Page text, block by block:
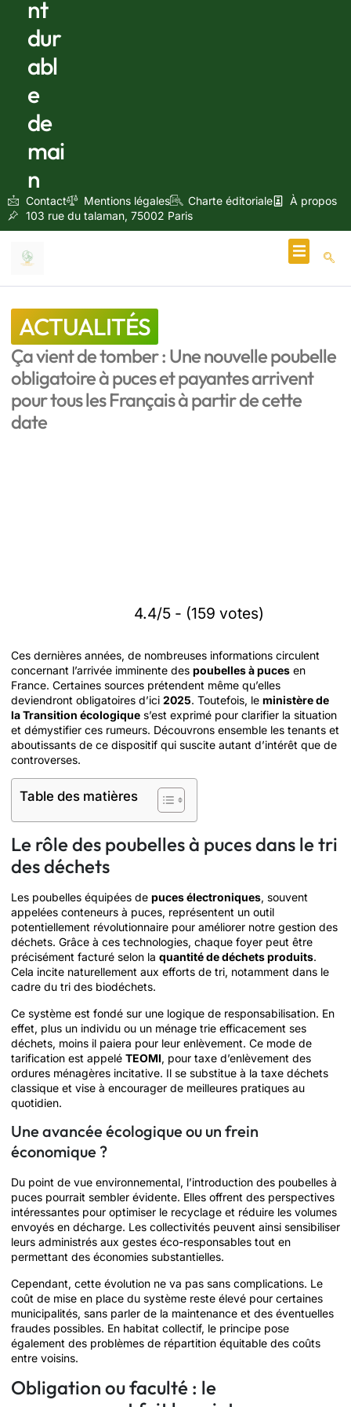
nt
dur
abl
e
de
mai
n
Contact Mentions légales Charte éditoriale
À propos
103 rue du talaman, 75002 Paris
ACTUALITÉS
Ça vient de tomber : Une nouvelle poubelle
obligatoire à puces et payantes arrivent
pour tous les Français à partir de cette
date
4.4/5 - (159 votes)
Ces dernières années, de nombreuses informations circulent
concernant l’arrivée imminente des poubelles à puces en
France. Certaines sources prétendent même qu’elles
deviendront obligatoires d’ici 2025. Toutefois, le ministère de
la Transition écologique s’est exprimé pour clarifier la situation
et démystifier ces rumeurs. Découvrons ensemble les tenants et
aboutissants de ce dispositif qui suscite autant d’intérêt que de
controverses.
Table des matières
Le rôle des poubelles à puces dans le tri
des déchets
Les poubelles équipées de puces électroniques, souvent
appelées conteneurs à puces, représentent un outil
potentiellement révolutionnaire pour améliorer notre gestion des
déchets. Grâce à ces technologies, chaque foyer peut être
précisément facturé selon la quantité de déchets produits.
Cela incite naturellement aux efforts de tri, notamment dans le
cadre du tri des biodéchets.
Ce système est fondé sur une logique de responsabilisation. En
effet, plus un individu ou un ménage trie efficacement ses
déchets, moins il paiera pour leur enlèvement. Ce mode de
tarification est appelé TEOMI, pour taxe d’enlèvement des
ordures ménagères incitative. Il se substitue à la taxe déchets
classique et vise à encourager de meilleures pratiques au
quotidien.
Une avancée écologique ou un frein
économique ?
Du point de vue environnemental, l’introduction des poubelles à
puces pourrait sembler évidente. Elles offrent des perspectives
intéressantes pour optimiser le recyclage et réduire les volumes
envoyés en décharge. Les collectivités peuvent ainsi sensibiliser
leurs administrés aux gestes éco-responsables tout en
permettant des économies substantielles.
Cependant, cette évolution ne va pas sans complications. Le
coût de mise en place du système reste élevé pour certaines
municipalités, sans parler de la maintenance et des éventuelles
fraudes possibles. En habitat collectif, le principe pose
également des problèmes de répartition équitable des coûts
entre voisins.
Obligation ou faculté : le